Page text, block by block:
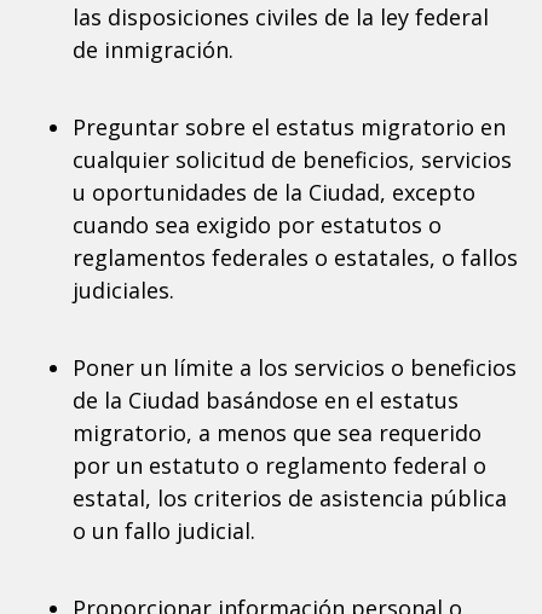
las disposiciones civiles de la ley federal
de inmigración.
Preguntar sobre el estatus migratorio en
cualquier solicitud de beneficios, servicios
u oportunidades de la Ciudad, excepto
cuando sea exigido por estatutos o
reglamentos federales o estatales, o fallos
judiciales.
Poner un límite a los servicios o beneficios
de la Ciudad basándose en el estatus
migratorio, a menos que sea requerido
por un estatuto o reglamento federal o
estatal, los criterios de asistencia pública
o un fallo judicial.
Proporcionar información personal o